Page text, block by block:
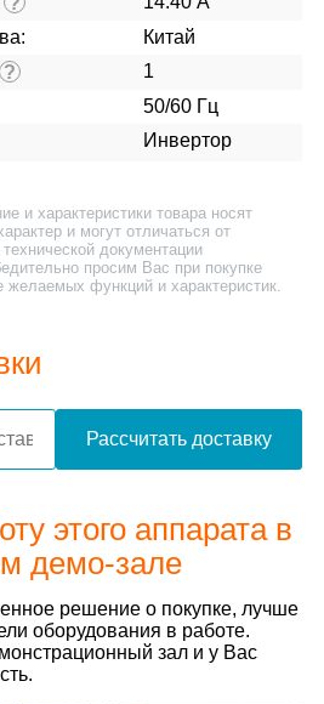
Китай
?
1
50/60 Гц
Инвертор
и характеристики товара носят
и могут отличаться от
документации
просим Вас при покупке
желаемых функций и характеристик.
Рассчитать доставку
этого аппарата в
демо-зале
решение о покупке, лучше
оборудования в работе.
зал и у Вас